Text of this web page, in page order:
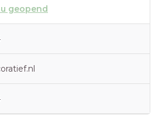
geopend